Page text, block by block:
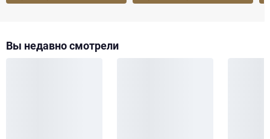
Вы недавно смотрели